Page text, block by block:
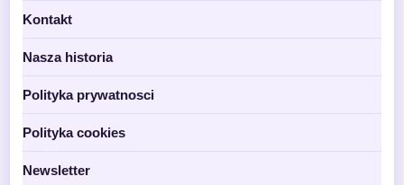
Kontakt
Nasza historia
Polityka prywatnosci
Polityka cookies
Newsletter